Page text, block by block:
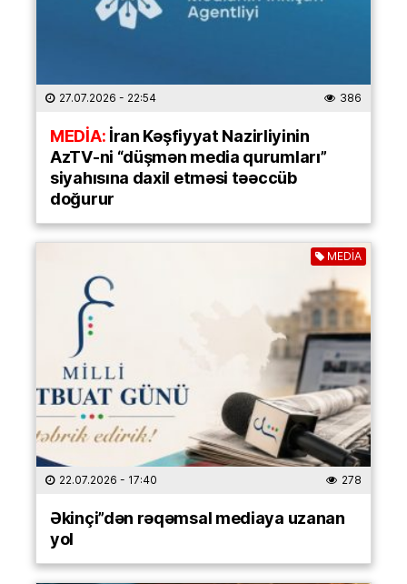
27.07.2026 - 22:54 386
MEDİA:İran Kəşfiyyat Nazirliyinin
AzTV-ni “düşmən media qurumları”
siyahısına daxil etməsi təəccüb
doğurur
MEDİA
22.07.2026 - 17:40 278
Əkinçi”dən rəqəmsal mediaya uzanan
yol